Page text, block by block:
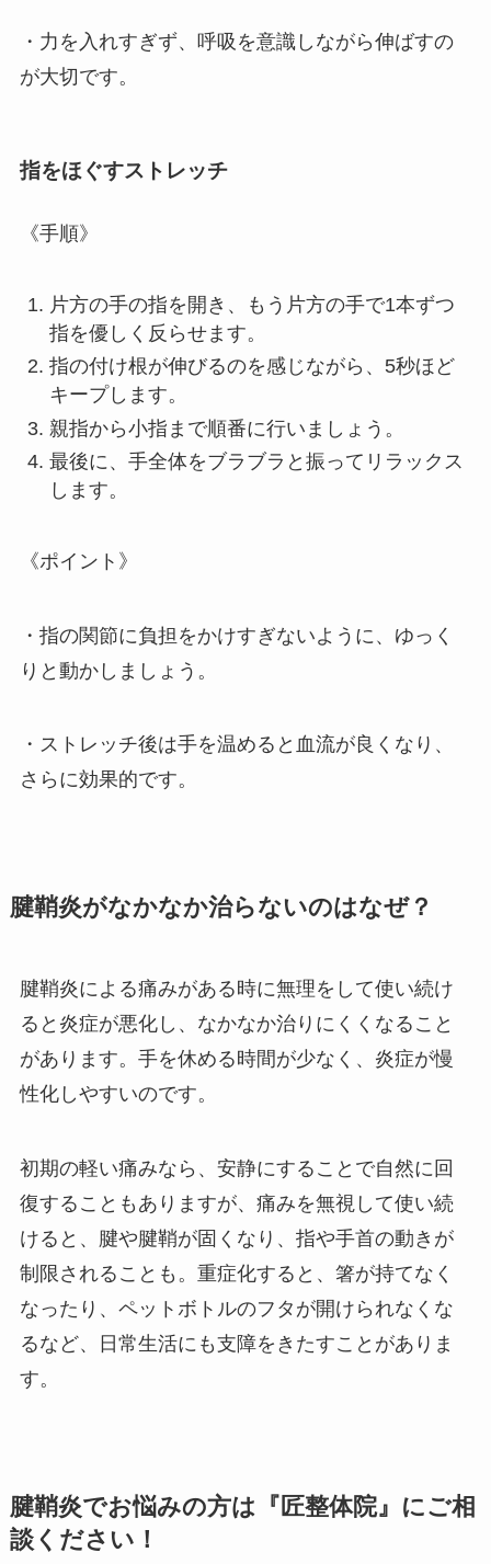
・力を入れすぎず、呼吸を意識しながら伸ばすの
が大切です。
指をほぐすストレッチ
《手順》
片方の手の指を開き、もう片方の手で1本ずつ
指を優しく反らせます。
指の付け根が伸びるのを感じながら、5秒ほど
キープします。
親指から小指まで順番に行いましょう。
最後に、手全体をブラブラと振ってリラックス
します。
《ポイント》
・指の関節に負担をかけすぎないように、ゆっく
りと動かしましょう。
・ストレッチ後は手を温めると血流が良くなり、
さらに効果的です。
腱鞘炎がなかなか治らないのはなぜ？
腱鞘炎による痛みがある時に無理をして使い続け
ると炎症が悪化し、なかなか治りにくくなること
があります。手を休める時間が少なく、炎症が慢
性化しやすいのです。
初期の軽い痛みなら、安静にすることで自然に回
復することもありますが、痛みを無視して使い続
けると、腱や腱鞘が固くなり、指や手首の動きが
制限されることも。重症化すると、箸が持てなく
なったり、ペットボトルのフタが開けられなくな
るなど、日常生活にも支障をきたすことがありま
す。
腱鞘炎でお悩みの方は『匠整体院』にご相
談ください！